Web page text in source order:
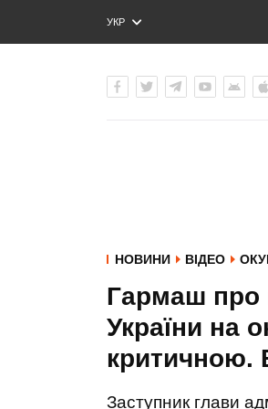
УКР
ENG
НОВИНИ ВІДЕО
Гармаш про
України на
критичною.
Заступник глави